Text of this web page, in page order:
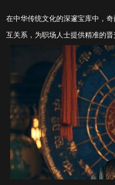
在中华传统文化的深邃宝库中，
互关系，为职场人士提供精准的晋